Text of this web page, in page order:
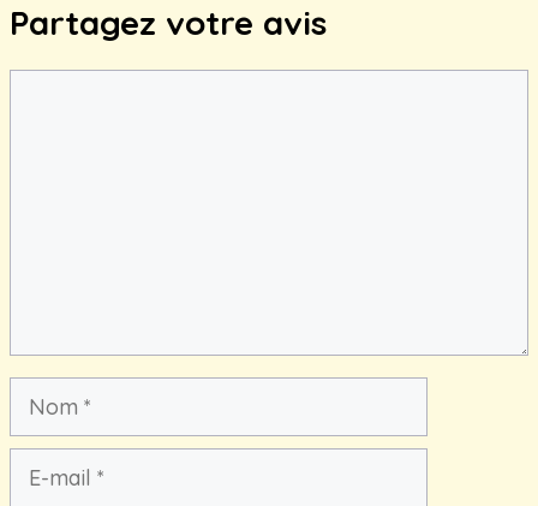
Partagez votre avis
Nom